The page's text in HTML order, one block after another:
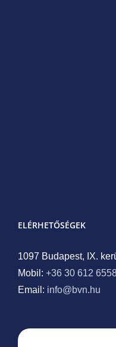
ELÉRHETŐSÉGEK
1097 Budapest, IX.
Mobil: +36 30 612
Email: info@bvn.hu